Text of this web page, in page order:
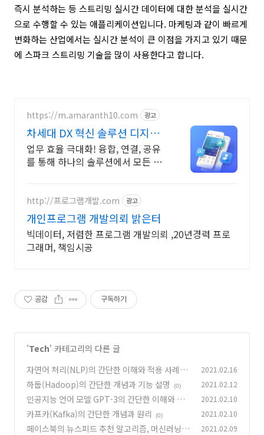
즉시 분석하는 등 스트리밍 실시간 데이터에 대한 분석을 실시간
으로 수행할 수 있는 애플리케이션입니다. 마케팅과 같이 빠르게
변화하는 산업에서는 실시간 분석이 큰 이점을 가지고 있기 때문
에 스파크 스트리밍 기술을 많이 사용한다고 합니다.
https://m.amaranth10.com 광고
차세대 DX 혁신 솔루션 디지털
비즈니스 플랫폼
업무 효율 극대화! 융합, 연결, 공유
를 통해 하나의 솔루션에서 모든 업
http://프로그램개발.com 광고
개인프로그램 개발의뢰 밝은터
빅데이터, 저렴한 프로그램 개발의뢰 ,20년경력 프로
그래머, 책임시공
공감 구독하기
'Tech' 카테고리의 다른 글
자연어 처리(NLP)의 간단한 이해와 적용 사례들
(0)
2021.02.16
하둡(Hadoop)의 간단한 개념과 기능 설명 (0) 2021.02.12
인공지능 언어 모델 GPT-3의 간단한 이해와 원
리 (1)
2021.02.10
카프카(Kafka)의 간단한 개념과 원리 (0) 2021.02.10
페이스북의 뉴스피드 추천 알고리즘, 머신러닝
2021.02.09